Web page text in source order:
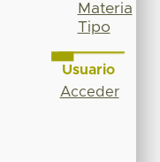
Materia
Tipo
Usuario
Acceder